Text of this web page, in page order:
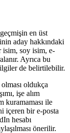
en üst
aday hakkındaki
isim, soy isim, e-
Ayrıca bu
de belirtilebilir.
oldukça
işe alım
kuramaması ile
içeren bir e-posta
hesabı
önerilir.